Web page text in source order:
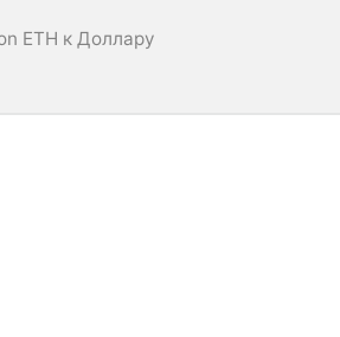
ETH к Доллару